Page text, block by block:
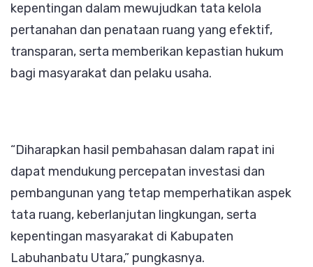
kepentingan dalam mewujudkan tata kelola
pertanahan dan penataan ruang yang efektif,
transparan, serta memberikan kepastian hukum
bagi masyarakat dan pelaku usaha.
“Diharapkan hasil pembahasan dalam rapat ini
dapat mendukung percepatan investasi dan
pembangunan yang tetap memperhatikan aspek
tata ruang, keberlanjutan lingkungan, serta
kepentingan masyarakat di Kabupaten
Labuhanbatu Utara,” pungkasnya.